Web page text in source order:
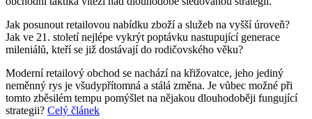
Jak posunout retailovou nabídku zboží a služeb na vyšší úroveň?
Jak ve 21. století nejlépe vykrýt poptávku nastupující generace
mileniálů, kteří se již dostávají do rodičovského věku?
Moderní retailový obchod se nachází na křižovatce, jeho jediný
neměnný rys je všudypřítomná a stálá změna. Je vůbec možné při
tomto zběsilém tempu pomýšlet na nějakou dlouhodoběji fungující
strategii? Celý článek